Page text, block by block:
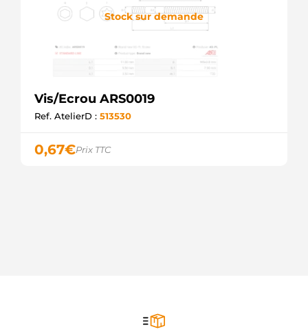
Stock sur demande
Vis/Ecrou ARS0019
Ref. AtelierD : 513530
0,67€Prix TTC